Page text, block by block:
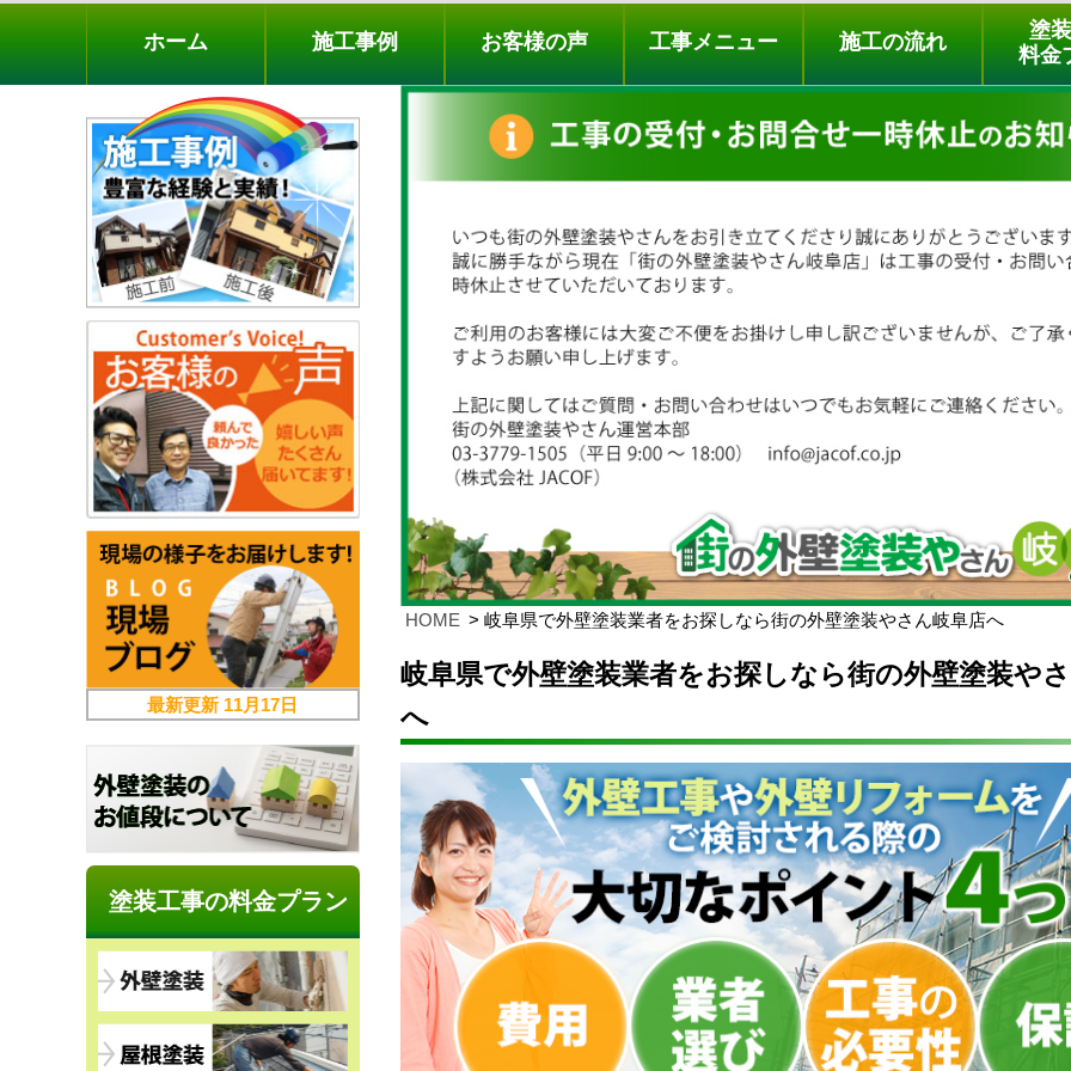
料金プラン 無料点検
ホーム 施工事例 お客様の声 工事メニュー 施工の流れ
塗
料金
HOME 岐阜県で外壁塗装業者をお探しなら街の外壁塗装やさん岐阜店へ
岐阜県で外壁塗装業者をお探しなら街の外壁塗装や
へ
最新更新 11月17日
塗装工事の料金プラン